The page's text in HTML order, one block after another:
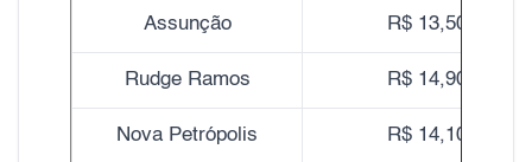
Assunção R$ 13,50
Rudge Ramos R$ 14,90
Nova Petrópolis R$ 14,10